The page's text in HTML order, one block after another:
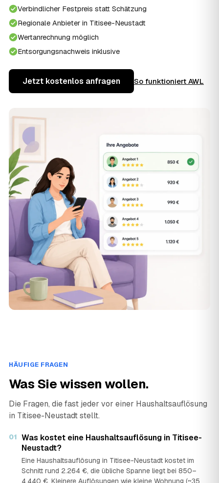
Verbindlicher Festpreis statt Schätzung
Regionale Anbieter in Titisee-Neustadt
Wertanrechnung möglich
Entsorgungsnachweis inklusive
Jetzt kostenlos anfragen So funktioniert AWL
HÄUFIGE FRAGEN
Was Sie wissen wollen.
Die Fragen, die fast jeder vor einer Haushaltsauflösung
in Titisee-Neustadt stellt.
01 Was kostet eine Haushaltsauflösung in Titisee-
Neustadt?
Eine Haushaltsauflösung in Titisee-Neustadt kostet im
Schnitt rund 2.264 €, die übliche Spanne liegt bei 850–
4.440 €. Kleinere Auflösungen wie kleine Wohnung (~35